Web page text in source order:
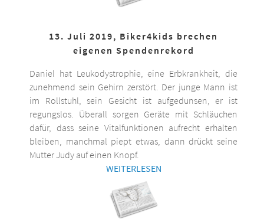
13. Juli 2019, Biker4kids brechen
eigenen Spendenrekord
Daniel hat Leukodystrophie, eine Erbkrankheit, die
zunehmend sein Gehirn zerstört. Der junge Mann ist
im Rollstuhl, sein Gesicht ist aufgedunsen, er ist
regungslos. Überall sorgen Geräte mit Schläuchen
dafür, dass seine Vitalfunktionen aufrecht erhalten
bleiben, manchmal piept etwas, dann drückt seine
Mutter Judy auf einen Knopf.
WEITERLESEN